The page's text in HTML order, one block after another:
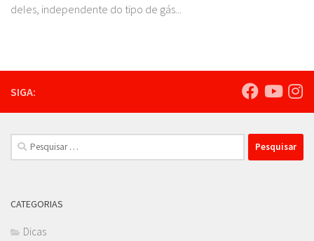
deles, independente do tipo de gás...
SIGA:
Pesquisar
por:
CATEGORIAS
Dicas